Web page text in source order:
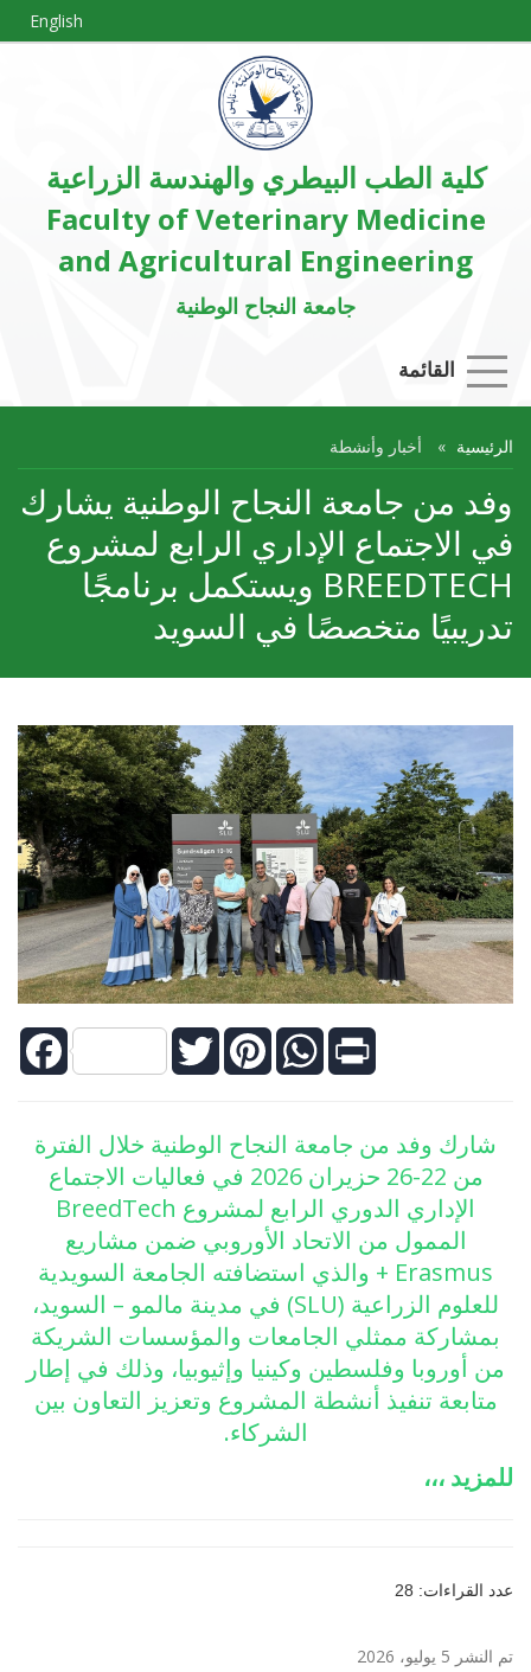
English
كلية الطب البيطري والهندسة الزراعية
Faculty of Veterinary Medicine
and Agricultural Engineering
جامعة النجاح الوطنية
القائمة
الرئيسية أخبار وأنشطة
وفد من جامعة النجاح الوطنية يشارك
في الاجتماع الإداري الرابع لمشروع
BREEDTECH ويستكمل برنامجًا
تدريبيًا متخصصًا في السويد
Facebook TwitterPinterestWhatsApp Print
شارك وفد من جامعة النجاح الوطنية خلال الفترة
من 22-26 حزيران 2026 في فعاليات الاجتماع
الإداري الدوري الرابع لمشروع BreedTech
الممول من الاتحاد الأوروبي ضمن مشاريع
Erasmus + والذي استضافته الجامعة السويدية
للعلوم الزراعية (SLU) في مدينة مالمو – السويد،
بمشاركة ممثلي الجامعات والمؤسسات الشريكة
من أوروبا وفلسطين وكينيا وإثيوبيا، وذلك في إطار
متابعة تنفيذ أنشطة المشروع وتعزيز التعاون بين
الشركاء.
للمزيد ،،،
عدد القراءات: 28
تم النشر 5 يوليو، 2026